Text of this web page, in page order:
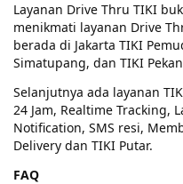
Layanan Drive Thru TIKI
menikmati layanan Drive
berada di Jakarta TIKI
Simatupang, dan TIKI
Selanjutnya ada layanan
24 Jam, Realtime Tracking,
Notification, SMS resi,
Delivery dan TIKI Putar.
FAQ